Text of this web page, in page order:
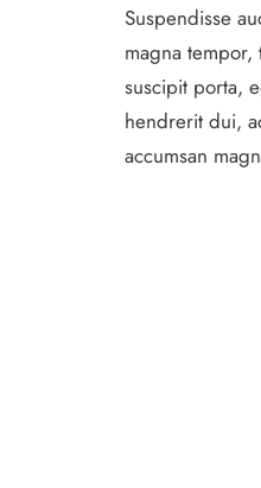
Suspendisse
magna
suscipit porta,
hendrerit dui,
accumsan